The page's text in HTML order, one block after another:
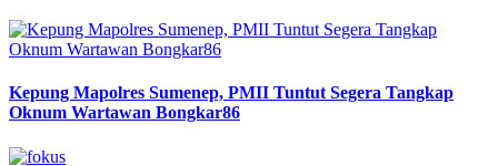
Kepung Mapolres Sumenep, PMII Tuntut Segera Tangkap
Oknum Wartawan Bongkar86
Previous
Next